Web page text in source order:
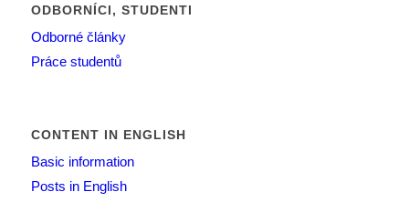
ODBORNÍCI, STUDENTI
Odborné články
Práce studentů
CONTENT IN ENGLISH
Basic information
Posts in English